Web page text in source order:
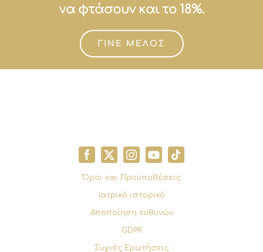
να φτάσουν και το 18%.
ΓΙΝΕ ΜΕΛΟΣ
Όροι και Προϋποθέσεις
Ιατρικό ιστορικό
Αποποίηση ευθυνών
GDPR
Συχνές Ερωτήσεις